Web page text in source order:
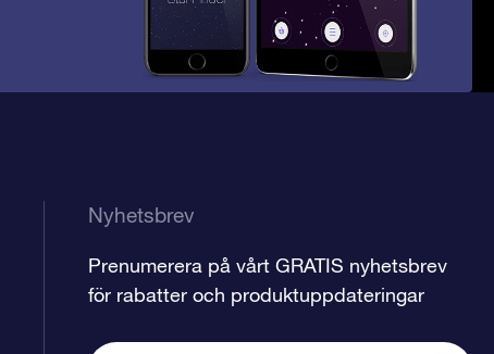
Nyhetsbrev
Prenumerera på vårt GRATIS nyhetsbrev
för rabatter och produktuppdateringar